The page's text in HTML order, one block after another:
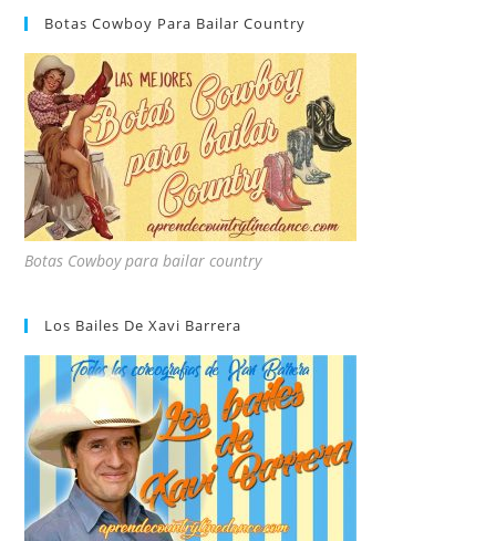
Botas Cowboy Para Bailar Country
Botas Cowboy para bailar country
Los Bailes De Xavi Barrera